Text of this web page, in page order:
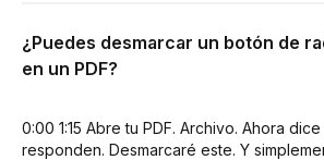
¿Puedes desmarcar un botón de
en un PDF?
0:00 1:15 Abre tu PDF. Archivo. Ahora
responden. Desmarcaré este. Y